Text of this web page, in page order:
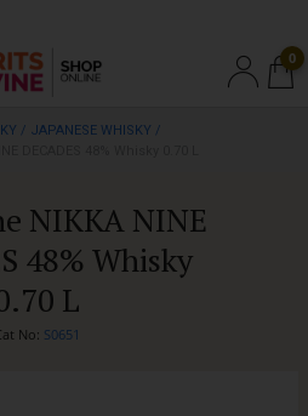
0
/ JAPANESE WHISKY /
NIKKA NINE
48% Whisky
L
No: S0651